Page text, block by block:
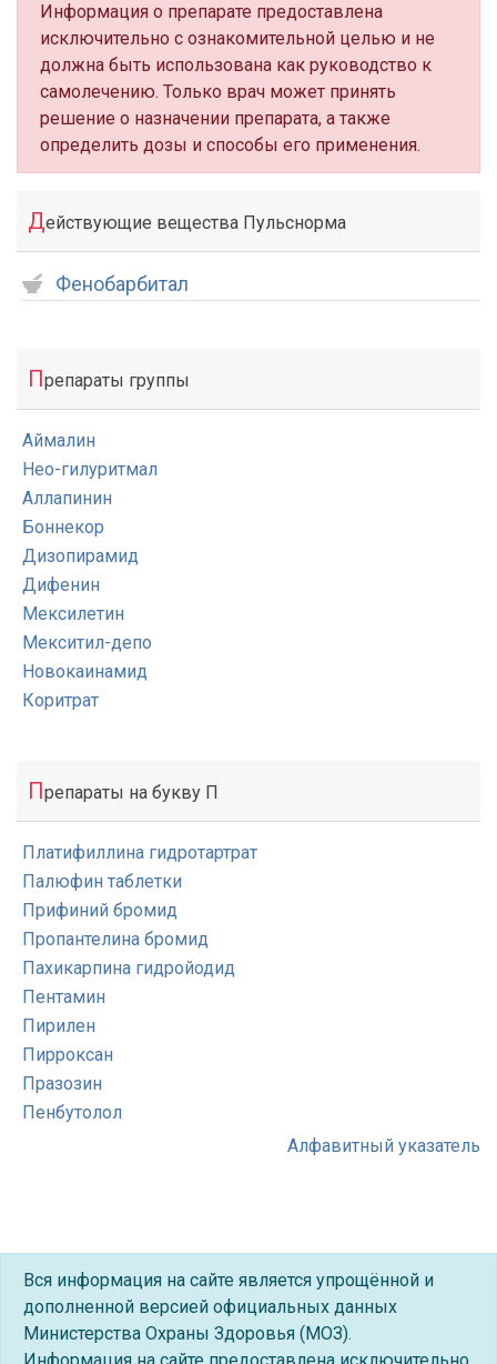
Информация о препарате предоставлена
исключительно с ознакомительной целью и не
должна быть использована как руководство к
самолечению. Только врач может принять
решение о назначении препарата, а также
определить дозы и способы его применения.
Действующие вещества Пульснорма
Фенобарбитал
Препараты группы
Аймалин
Нео-гилуритмал
Аллапинин
Боннекор
Дизопирамид
Дифенин
Мексилетин
Мекситил-депо
Новокаинамид
Коритрат
Препараты на букву П
Платифиллина гидротартрат
Палюфин таблетки
Прифиний бромид
Пропантелина бромид
Пахикарпина гидройодид
Пентамин
Пирилен
Пирроксан
Празозин
Пенбутолол
Алфавитный указатель
Вся информация на сайте является упрощённой и
дополненной версией официальных данных
Министерства Охраны Здоровья (МОЗ).